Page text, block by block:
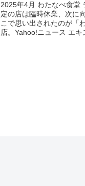
2025年4月 わたなべ食堂
定の店は臨時休業、次に
こで思い出されたのが「
店。Yahoo!ニュース エ